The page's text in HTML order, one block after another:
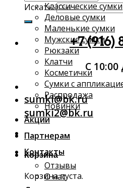
Искать:
+7 (916)
С 10:00
sumki@bk.ru
sumki2@bk.ru
Корзина
Корзина пуста.
Классические сумки
Деловые сумки
Маленькие сумки
Мужские сумки
Рюкзаки
Клатчи
Косметички
Сумки с
Распродажа
Новинки
Акции
Партнерам
Контакты
Отзывы
О нас